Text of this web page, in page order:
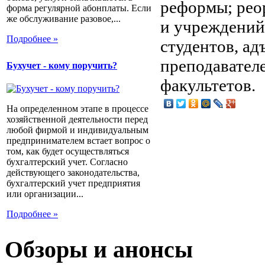
форма регулярной абонплаты. Если
же обслуживание разовое,...
Подробнее »
Бухучет - кому поручить?
На определенном этапе в процессе
хозяйственной деятельности перед
любой фирмой и индивидуальным
предпринимателем встает вопрос о
том, как будет осуществляться
бухгалтерский учет. Согласно
действующего законодательства,
бухгалтерский учет предприятия
или организации...
Подробнее »
реформы;
и
студентов,
факультетов.
Обзоры и анонсы